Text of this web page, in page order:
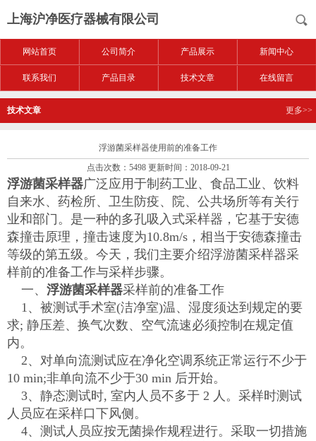
上海沪净医疗器械有限公司
网站首页 公司简介 产品展示 新闻中心
联系我们 产品目录 技术文章 在线留言
技术文章 更多>>
浮游菌采样器使用前的准备工作
点击次数：5498 更新时间：2018-09-21
浮游菌采样器广泛应用于制药工业、食品工业、饮料
自来水、药检所、卫生防疫、院、公共场所等有关行
业和部门。是一种的多孔吸入式采样器，它基于安德
森撞击原理，撞击速度为10.8m/s，相当于安德森撞击
等级的第五级。今天，我们主要介绍浮游菌采样器采
样前的准备工作与采样步骤。
一、 浮游菌采样器采样前的准备工作
1、被测试手术室(洁净室)温、湿度须达到规定的要
求; 静压差、换气次数、空气流速必须控制在规定值
内。
2、对单向流测试应在净化空调系统正常运行不少于
10 min;非单向流不少于30 min 后开始。
3、静态测试时, 室内人员不多于 2 人。采样时测试
人员应在采样口下风侧。
4、测试人员应按无菌操作规程进行。采取一切措施